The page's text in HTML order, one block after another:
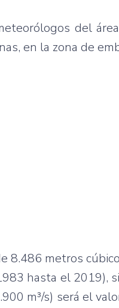
del
en la zona de
8.486 metros
hasta el 2019),
m³/s) será el